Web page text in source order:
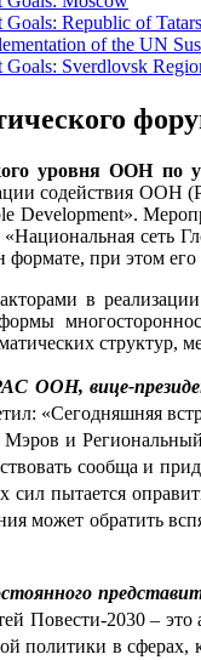
Republic of
of the UN
Goals: Sverdlovsk
уровня ООН по
содействия
Development».
сеть
при этом
в
формы
структур,
РАС ООН, вице-
«Сегодняшняя
и
сообща и
сил пытается
может обратить
Повести-2030 –
политики в